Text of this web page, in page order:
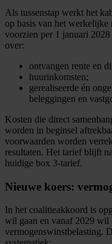
Als tussenstap werkt het
op basis van het werkelijke
voorzien per 1 januari
over:
ontvangen rente en
huurinkomsten;
gerealiseerde én
beleggingen en
Kosten die direct
worden in beginsel
voorwaarden worden
resultaten. Het tarief blijft
huidige box 3-tarief.
Nieuwe koers:
In het coalitieakkoord is
wil gaan en vanaf 2029 wil
vermogenswinstbelasting.